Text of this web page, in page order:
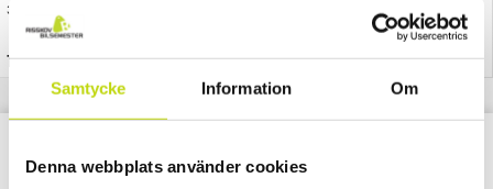
Samtycke Information Om
Denna webbplats använder cookies
31
1449:-
Classic